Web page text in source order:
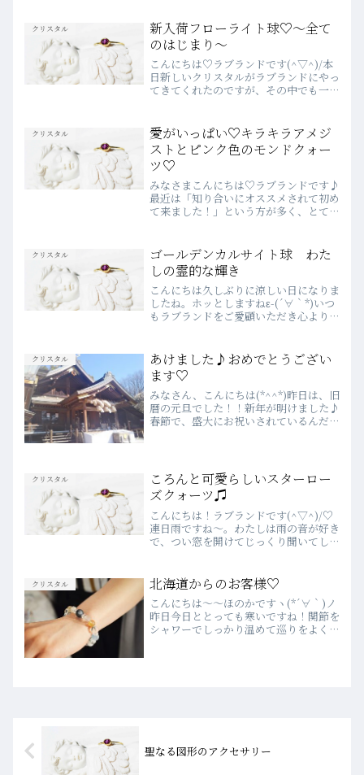
クリスタル
新入荷フローライト球♡～全て
のはじまり～
こんにちは♡ラブランドです(^▽^)/本
日新しいクリスタルがラブランドにやっ
てきてくれたのですが、その中でも一際
うなフローライトが入荷しましたが、そ
ちらの物より一回り小...
クリスタル
愛がいっぱい♡キラキラアメジ
ストとピンク色のモンドクォー
ツ♡
みなさまこんにちは♡ラブランドです♪
最近は「知り合いにオススメされて初め
て来ました！」という方が多く、とても
いなあとジーンときてしまいます。いら
した方に「ここに来てよか...
クリスタル
ゴールデンカルサイト球 わた
しの霊的な輝き
こんにちは久しぶりに涼しい日になりま
したね。ホッとしますねε-(´∀｀*)いつ
もラブランドをご愛顧いただき心より感
ちは忍耐強くその能力を開花させるべく
少しずつ恐れの向こ...
クリスタル
あけました♪おめでとうござい
ます♡
みなさん、こんにちは(*^^*)昨日は、旧
暦の元旦でした！！新年が明けました♪
春節で、盛大にお祝いされているんだろ
いづもさん」こと出雲...
クリスタル
ころんと可愛らしいスターロー
ズクォーツ♫
こんにちは！ラブランドです(^▽^)/♡
連日雨ですね～。わたしは雨の音が好き
で、つい窓を開けてじっくり聞いてしま
うです。さて今日は、先日入荷した新し
いクリスタルの中から...
クリスタル 北海道からのお客様♡
こんにちは～～ほのかですヽ(*´∀｀)ノ
昨日今日ととっても寒いですね！関節を
シャワーでしっかり温めて巡りをよくす
聖なる図形のアクセサリー